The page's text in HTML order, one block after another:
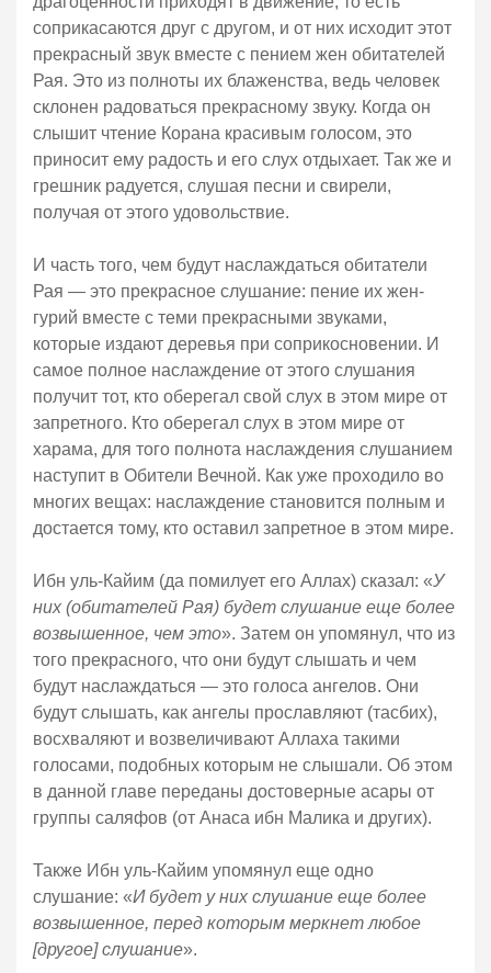
соприкасаются друг с другом, и от них исходит этот
прекрасный звук вместе с пением жен обитателей
Рая. Это из полноты их блаженства, ведь человек
склонен радоваться прекрасному звуку. Когда он
слышит чтение Корана красивым голосом, это
приносит ему радость и его слух отдыхает. Так же и
грешник радуется, слушая песни и свирели,
получая от этого удовольствие.
И часть того, чем будут наслаждаться обитатели
Рая — это прекрасное слушание: пение их жен-
гурий вместе с теми прекрасными звуками,
которые издают деревья при соприкосновении. И
самое полное наслаждение от этого слушания
получит тот, кто оберегал свой слух в этом мире от
запретного. Кто оберегал слух в этом мире от
харама, для того полнота наслаждения слушанием
наступит в Обители Вечной. Как уже проходило во
многих вещах: наслаждение становится полным и
достается тому, кто оставил запретное в этом мире.
Ибн уль-Кайим (да помилует его Аллах) сказал: «У
них (обитателей Рая) будет слушание еще более
возвышенное, чем это». Затем он упомянул, что из
того прекрасного, что они будут слышать и чем
будут наслаждаться — это голоса ангелов. Они
будут слышать, как ангелы прославляют (тасбих),
восхваляют и возвеличивают Аллаха такими
голосами, подобных которым не слышали. Об этом
в данной главе переданы достоверные асары от
группы саляфов (от Анаса ибн Малика и других).
Также Ибн уль-Кайим упомянул еще одно
слушание: «И будет у них слушание еще более
возвышенное, перед которым меркнет любое
[другое] слушание».